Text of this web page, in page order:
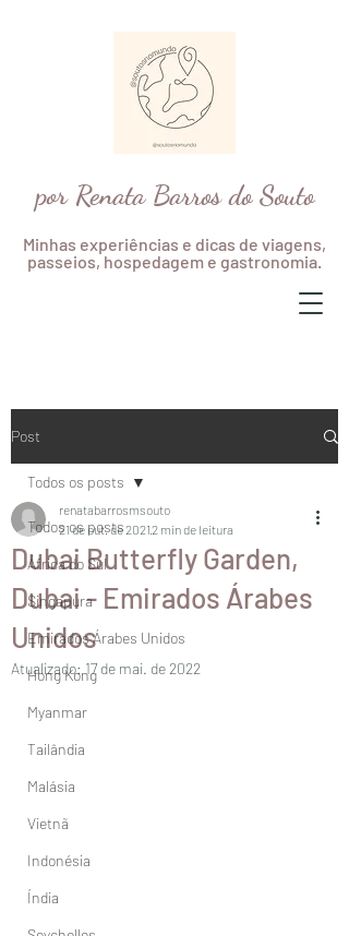
por Renata Barros do Souto
Minhas experiências e dicas de viagens,
passeios, hospedagem e gastronomia.
Post
Todos os posts
África do Sul
Singapura
Emirados Árabes Unidos
Hong Kong
Myanmar
Tailândia
Malásia
Vietnã
Indonésia
Índia
Todos os posts
Dubai Butterfly Garden,
Dubai - Emirados Árabes
Unidos
renatabarrosmsouto
21 de out. de 20212 min de leitura
Atualizado: 17 de mai. de 2022